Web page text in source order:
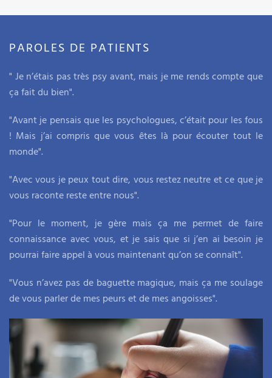
PAROLES DE PATIENTS
" Je n’étais pas très psy avant, mais je me rends compte que
ça fait du bien".
"Avant je pensais que les psychologues, c’était pour les fous
! Mais j’ai compris que vous êtes là pour écouter tout le
monde".
"Avec vous je peux tout dire, vous restez neutre et ce que je
vous raconte reste entre nous".
"Pour le moment, je gère mais ça me permet de faire
connaissance avec vous, et je sais que si j’en ai besoin je
pourrai faire appel à vous maintenant qu’on se connaît".
"Vous n’avez pas de baguette magique, mais ça me soulage
de vous parler de mes peurs et de mes angoisses".